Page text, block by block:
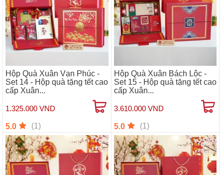
Hộp Quà Xuân Vạn Phúc -
Set 14 - Hộp quà tặng tết cao
cấp Xuân...
1.325.000 VND
5.0 (1)
Hộp Quà Xuân Bách Lộc -
Set 15 - Hộp quà tặng tết cao
cấp Xuân...
3.610.000 VND
5.0 (1)